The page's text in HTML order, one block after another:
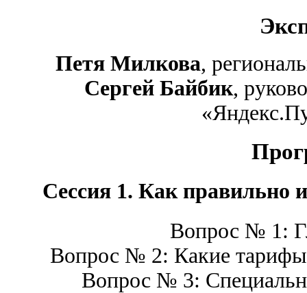
Петя Милкова,
Сергей Байбик,
Сессия 1. Как правильно
Вопрос № 1:
Вопрос № 2: Какие тарифы
Вопрос № 3: